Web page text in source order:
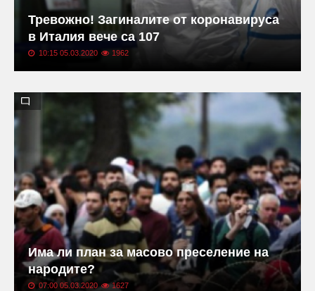
Тревожно! Загиналите от коронавируса
в Италия вече са 107
10:15 05.03.2020 1962
Има ли план за масово преселение на
народите?
07:00 05.03.2020 1627